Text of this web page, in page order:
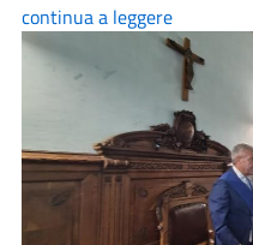
continua a leggere